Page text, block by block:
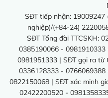
SĐT tiếp nhận: 19009247
nghiệp)/(+84-24)
SĐT Tổng đài TTCSKH:
0385190066 -
0981951333 | SĐT gọi ra từ
0336128333 -
0822150068 | SĐT xác minh
02422200520 -